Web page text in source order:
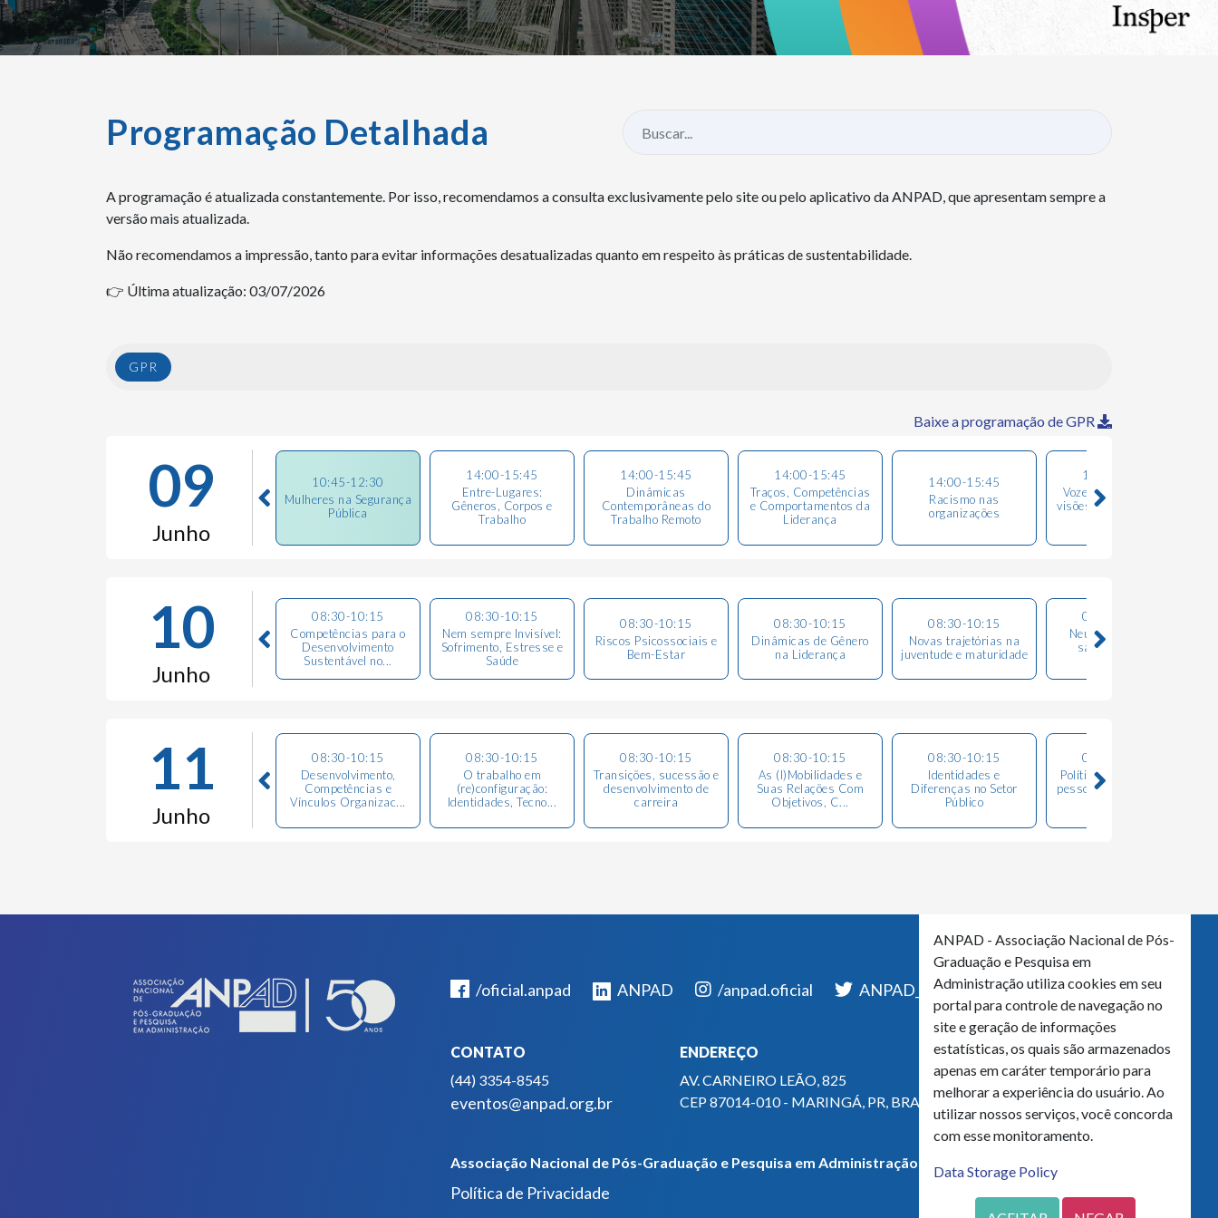
Programação Detalhada
A programação é atualizada constantemente. Por isso, recomendamos a consulta exclusivamente pelo site ou pelo aplicativo da ANPAD, que apresentam sempre a
versão mais atualizada.
Não recomendamos a impressão, tanto para evitar informações desatualizadas quanto em respeito às práticas de sustentabilidade.
👉 Última atualização: 03/07/2026
GPR
Baixe a programação de GPR
09
Junho
10:45-12:30
Mulheres na Segurança
Pública
14:00-15:45
Entre-Lugares:
Gêneros, Corpos e
Trabalho
14:00-15:45
Dinâmicas
Contemporâneas do
Trabalho Remoto
14:00-15:45
Traços, Competências
e Comportamentos da
Liderança
14:00-15:45
Racismo nas
organizações
14:00-15:45
Vozes que Cultivam:
visões sobre equidade,
10
Junho
08:30-10:15
Competências para o
Desenvolvimento
Sustentável no...
08:30-10:15
Nem sempre Invisível:
Sofrimento, Estresse e
Saúde
08:30-10:15
Riscos Psicossociais e
Bem-Estar
08:30-10:15
Dinâmicas de Gênero
na Liderança
08:30-10:15
Novas trajetórias na
juventude e maturidade
08:30-10:15
Neurodiversidade,
saúde mental e
11
Junho
08:30-10:15
Desenvolvimento,
Competências e
Vínculos Organizac...
08:30-10:15
O trabalho em
(re)configuração:
Identidades, Tecno...
08:30-10:15
Transições, sucessão e
desenvolvimento de
carreira
08:30-10:15
As (I)Mobilidades e
Suas Relações Com
Objetivos, C...
08:30-10:15
Identidades e
Diferenças no Setor
Público
08:30-10:15
Políticas de gestão de
pessoas em diferentes
/oficial.anpad ANPAD /anpad.oficial ANPAD_Oficial ANPAD
CONTATO
(44) 3354-8545
eventos@anpad.org.br
ENDEREÇO
AV. CARNEIRO LEÃO, 825
CEP 87014-010 - MARINGÁ, PR, BRASIL
Associação Nacional de Pós-Graduação e Pesquisa em Administração - CNPJ 42.595.652/0001-66
Política de Privacidade
ANPAD - Associação Nacional de Pós-
Graduação e Pesquisa em
Administração utiliza cookies em seu
portal para controle de navegação no
site e geração de informações
estatísticas, os quais são armazenados
apenas em caráter temporário para
melhorar a experiência do usuário. Ao
utilizar nossos serviços, você concorda
com esse monitoramento.
Data Storage Policy